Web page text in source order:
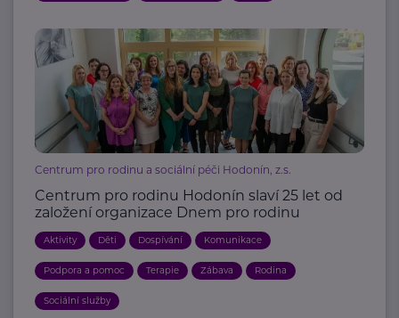
Centrum pro rodinu a sociální péči Hodonín, z.s.
Centrum pro rodinu Hodonín slaví 25 let od
založení organizace Dnem pro rodinu
Aktivity Děti Dospívání Komunikace
Podpora a pomoc Terapie Zábava Rodina
Sociální služby